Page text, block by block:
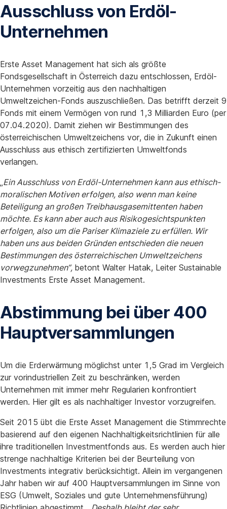
Ausschluss von Erdöl-
Unternehmen
Erste Asset Management hat sich als größte
Fondsgesellschaft in Österreich dazu entschlossen, Erdöl-
Unternehmen vorzeitig aus den nachhaltigen
Umweltzeichen-Fonds auszuschließen. Das betrifft derzeit 9
Fonds mit einem Vermögen von rund 1,3 Milliarden Euro (per
07.04.2020). Damit ziehen wir Bestimmungen des
österreichischen Umweltzeichens vor, die in Zukunft einen
Ausschluss aus ethisch zertifizierten Umweltfonds
verlangen.
Ein Ausschluss von Erdöl-Unternehmen kann aus ethisch-
moralischen Motiven erfolgen, also wenn man keine
Beteiligung an großen Treibhausgasemittenten haben
möchte. Es kann aber auch aus Risikogesichtspunkten
erfolgen, also um die Pariser Klimaziele zu erfüllen. Wir
haben uns aus beiden Gründen entschieden die neuen
Bestimmungen des österreichischen Umweltzeichens
vorwegzunehmen“, betont Walter Hatak, Leiter Sustainable
Investments Erste Asset Management.
Abstimmung bei über 400
Hauptversammlungen
Um die Erderwärmung möglichst unter 1,5 Grad im Vergleich
zur vorindustriellen Zeit zu beschränken, werden
Unternehmen mit immer mehr Regularien konfrontiert
werden. Hier gilt es als nachhaltiger Investor vorzugreifen.
Seit 2015 übt die Erste Asset Management die Stimmrechte
basierend auf den eigenen Nachhaltigkeitsrichtlinien für alle
ihre traditionellen Investmentfonds aus. Es werden auch hier
strenge nachhaltige Kriterien bei der Beurteilung von
Investments integrativ berücksichtigt. Allein im vergangenen
Jahr haben wir auf 400 Hauptversammlungen im Sinne von
ESG (Umwelt, Soziales und gute Unternehmensführung)